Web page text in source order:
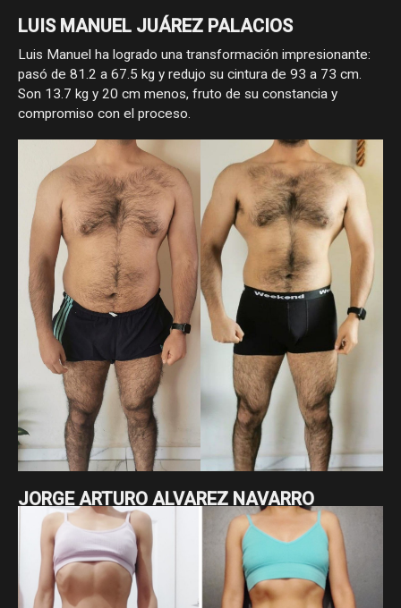
LUIS MANUEL JUÁREZ PALACIOS
Luis Manuel ha logrado una transformación impresionante:
pasó de 81.2 a 67.5 kg y redujo su cintura de 93 a 73 cm.
Son 13.7 kg y 20 cm menos, fruto de su constancia y
compromiso con el proceso.
JORGE ARTURO ALVAREZ NAVARRO
Jorge Arturo ha estado comprometido con su proceso, en
el que ha pasado de 95 a 84.5 kg y ha reducido su cintura de
115 a 87 cm. Son 10.5 kg y 28 cm menos, resultado de su
constancia a largo plazo y su disciplina sostenida.